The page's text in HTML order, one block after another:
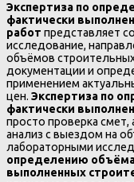
Экспертиза по
фактически
работ представляет
исследование,
объёмов
документации и
применением
цен. Экспертиза по
фактически
просто проверка смет,
анализ с выездом на
лабораторными
определению
выполненных